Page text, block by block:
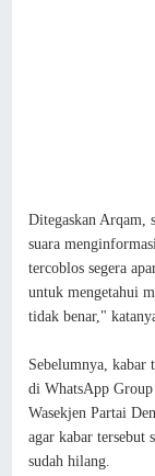
Ditegaskan Arqam,
suara
tercoblos segera
untuk mengetahui
tidak benar,"
Sebelumnya, kabar
di WhatsApp
Wasekjen Partai
agar kabar tersebut
sudah hilang.